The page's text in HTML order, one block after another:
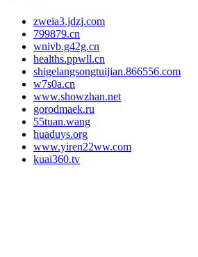
zweia3.jdzj.com
799879.cn
wnivb.g42g.cn
healths.ppwll.cn
shigelangsongtuijian.866556.com
w7s0a.cn
www.showzhan.net
gorodmaek.ru
55tuan.wang
huaduys.org
www.yiren22ww.com
kuai360.tv